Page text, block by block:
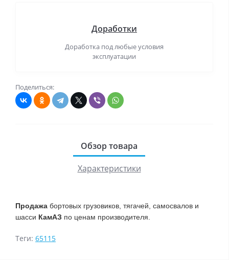
Доработки
Доработка под любые условия
эксплуатации
Поделиться:
Обзор товара
Характеристики
Продажа бортовых грузовиков, тягачей, самосвалов и
шасси КамАЗ по ценам производителя.
Теги: 65115